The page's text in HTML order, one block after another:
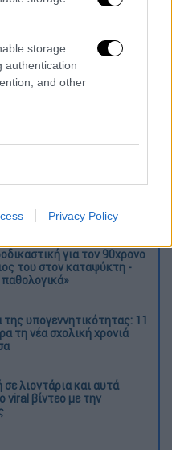
storage
authentication
and other
Privacy Policy
».
this
της καταστροφής από
και η επόμενη μέρα
για τον 90χρονο
του στον καταψύκτη -
υπογεννητικότητας: 11
τη νέα σχολική χρονιά
λιοντάρια και αυτά
viral βίντεο με την